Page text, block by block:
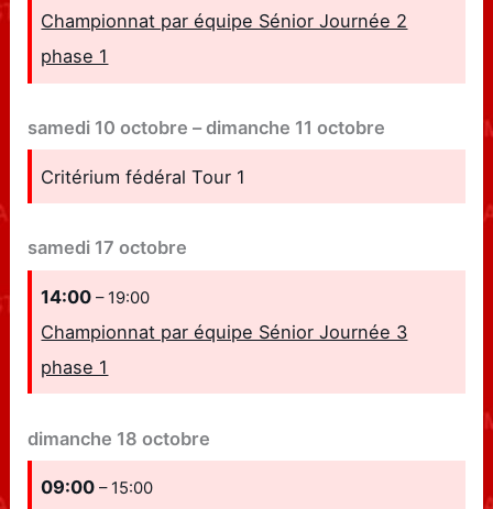
Championnat par équipe Sénior Journée 2
phase 1
samedi 10 octobre –dimanche 11 octobre
Critérium fédéral Tour 1
samedi 17 octobre
14:00– 19:00
Championnat par équipe Sénior Journée 3
phase 1
dimanche 18 octobre
09:00– 15:00